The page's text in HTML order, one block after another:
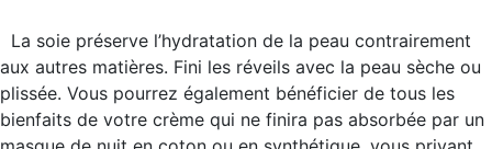
La soie préserve l’hydratation de la peau contrairement
aux autres matières. Fini les réveils avec la peau sèche ou
plissée. Vous pourrez également bénéficier de tous les
bienfaits de votre crème qui ne finira pas absorbée par un